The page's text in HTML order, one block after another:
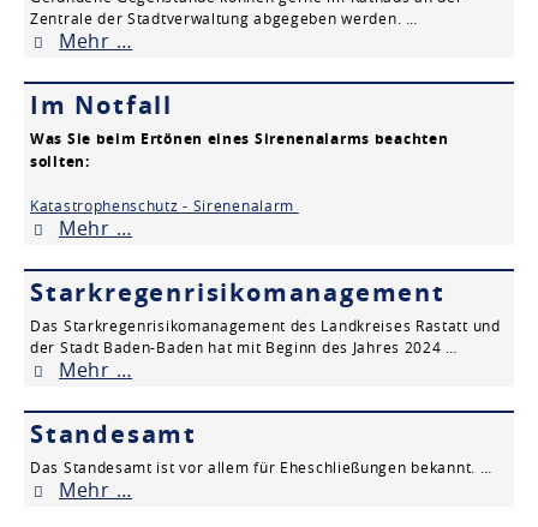
Zentrale der Stadtverwaltung abgegeben werden. …
Mehr …
Im Notfall
Was Sie beim Ertönen eines Sirenenalarms beachten
sollten:
Katastrophenschutz - Sirenenalarm
Mehr …
Starkregenrisikomanagement
Das Starkregenrisikomanagement des Landkreises Rastatt und
der Stadt Baden-Baden hat mit Beginn des Jahres 2024 …
Mehr …
Standesamt
Das Standesamt ist vor allem für Eheschließungen bekannt. …
Mehr …